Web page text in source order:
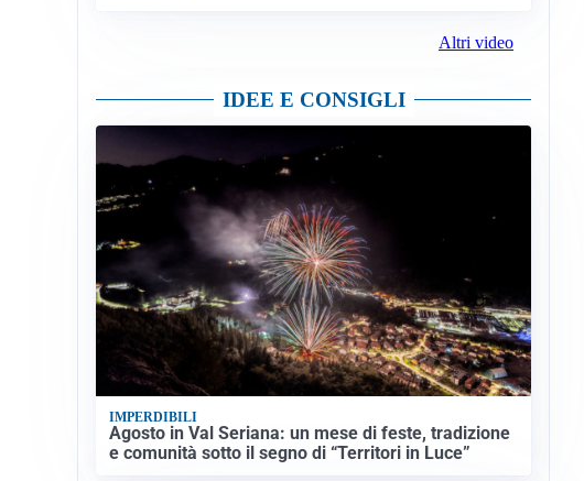
Altri video
IDEE E CONSIGLI
IMPERDIBILI
Agosto in Val Seriana: un mese di feste, tradizione
e comunità sotto il segno di “Territori in Luce”